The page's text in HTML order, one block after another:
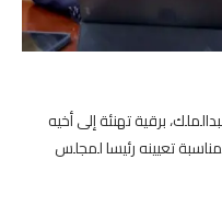
برقية تهنئة إلى أخيه
تعيينه رئيسا لمجلس